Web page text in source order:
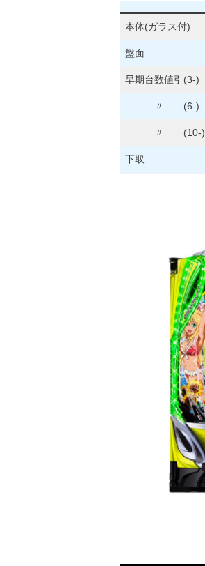
本体(ガラス付)
盤面
早期台数値引(3-)
〃 (6-)
〃 (10-)
下取